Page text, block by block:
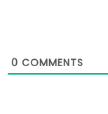
0 COMMENTS